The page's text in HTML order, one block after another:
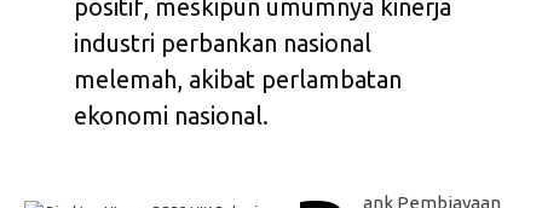
positif, meskipun umumnya kinerja
industri perbankan nasional
melemah, akibat perlambatan
ekonomi nasional.
ank Pembiayaan